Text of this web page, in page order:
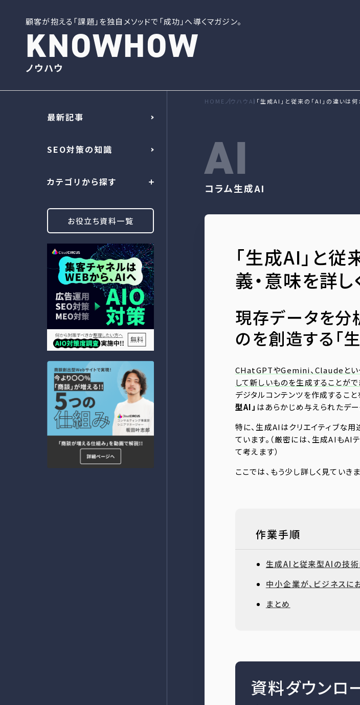
顧客が抱える「課題」を独自メソッドで「成功」へ導くマガジン。
KNOWHOW
ノウハウ
最新記事
SEO対策の知識
カテゴリから探す
お役立ち資料一覧
HOME ノウハウ AI 「生成AI」と従来の「AI」の違いは
AI
コラム生成AI
「生成AI」と従
義・意味を詳
現存データを分
のを創造する「
CHatGPTやGemini、Claudeとい
して新しいものを生成することがで
デジタルコンテンツを作成するこ
型AI」 はあらかじめ与えられたデ
特に、生成AIはクリエイティブな
ています。（厳密には、生成AIも
て考えます）
ここでは、もう少し詳しく見ていきま
作業手順
生成AIと従来型AIの技術
中小企業が、ビジネスに
まとめ
資料ダウンロ